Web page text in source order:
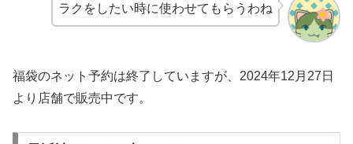
ラクをしたい時に使わせてもらうわね
福袋のネット予約は終了していますが、2024年12月27日
より店舗で販売中です。